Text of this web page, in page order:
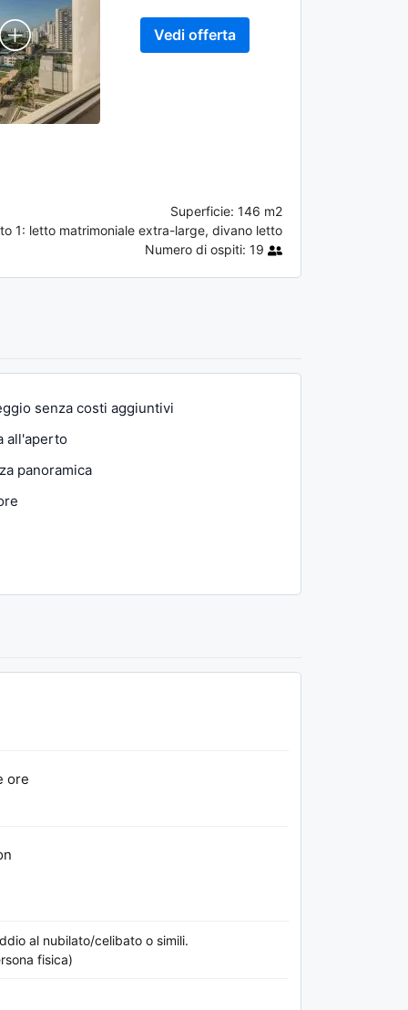
Vedi offerta
Superficie: 146 m2
1: letto matrimoniale extra-large, divano letto
Numero di ospiti: 19
senza costi aggiuntivi
all'aperto
panoramica
ore
al nubilato/celibato o simili.
fisica)